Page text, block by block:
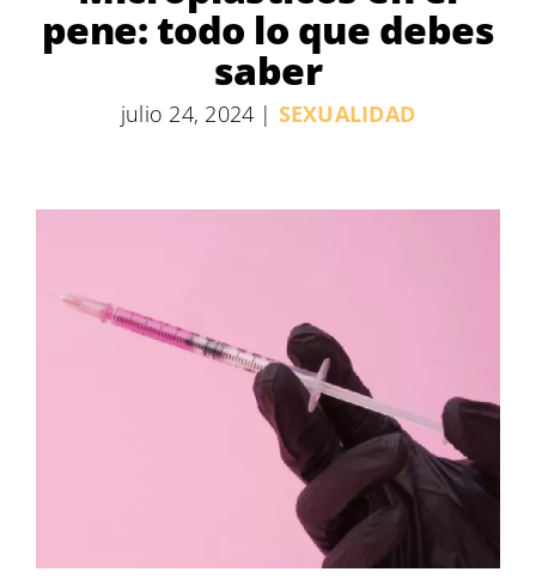
pene: todo lo que debes
saber
julio 24, 2024 | SEXUALIDAD